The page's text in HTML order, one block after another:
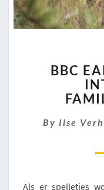
BBC
By Ilse
Als er spelletjes